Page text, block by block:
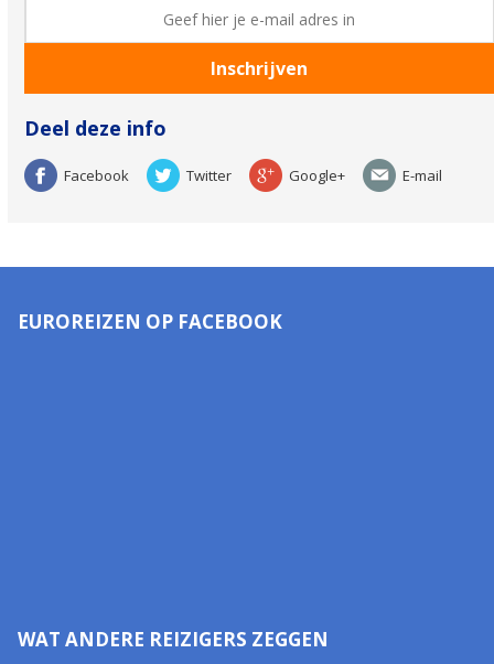
Deel deze info
Facebook Twitter Google+ E-mail
EUROREIZEN OP FACEBOOK
WAT ANDERE REIZIGERS ZEGGEN